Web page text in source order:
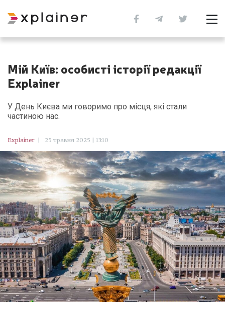
Мій Київ: особисті історії редакції
Explainer
У День Києва ми говоримо про місця, які стали
частиною нас.
Explainer 25 травня 2025 | 13:10